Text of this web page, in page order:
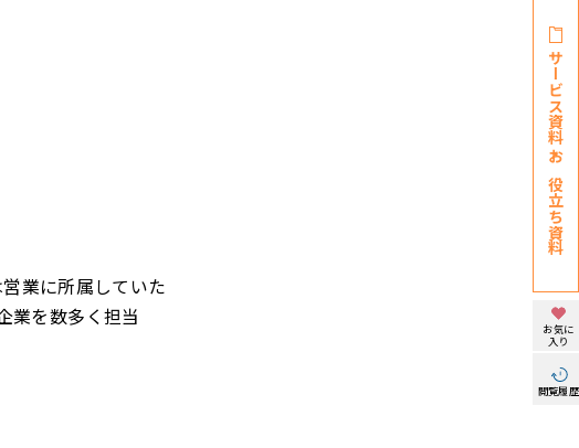
業に所属していた
業を数多く担当
サービス資料・
お役立ち資料
お気に
入り
閲覧履歴